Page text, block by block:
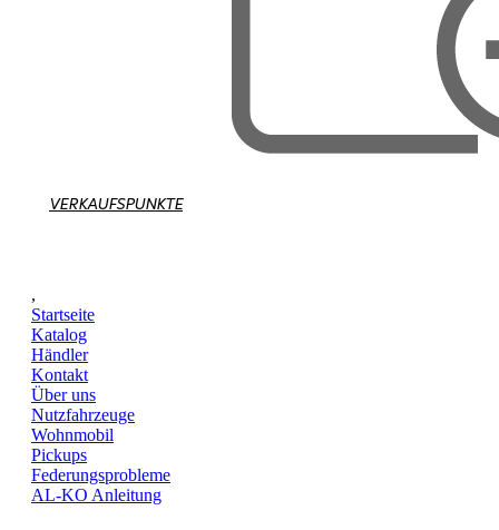
VERKAUFSPUNKTE
,
Startseite
Katalog
Händler
Kontakt
Über uns
Nutzfahrzeuge
Wohnmobil
Pickups
Federungsprobleme
AL-KO Anleitung